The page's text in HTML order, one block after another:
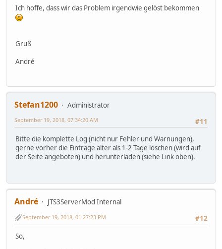
Ich hoffe, dass wir das Problem irgendwie gelöst bekommen
Gruß
André
Stefan1200
Administrator
#11
September 19, 2018, 07:34:20 AM
Bitte die komplette Log (nicht nur Fehler und Warnungen),
gerne vorher die Einträge älter als 1-2 Tage löschen (wird auf
der Seite angeboten) und herunterladen (siehe Link oben).
André
JTS3ServerMod Internal
#12
September 19, 2018, 01:27:23 PM
So,